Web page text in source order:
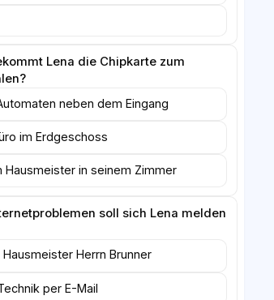
Lena die Chipkarte zum
neben dem Eingang
im Erdgeschoss
Hausmeister in seinem Zimmer
soll sich Lena melden
Herrn Brunner
per E-Mail